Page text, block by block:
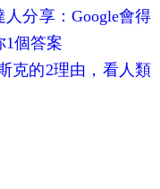
人分享：Google會得
1個答案
克的2理由，看人類